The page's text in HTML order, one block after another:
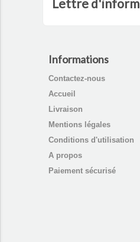
Lettre
Informations
Contactez-nous
Accueil
Livraison
Mentions légales
Conditions d'utilisation
A propos
Paiement sécurisé